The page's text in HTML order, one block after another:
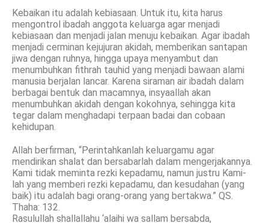
Kebaikan itu adalah kebiasaan. Untuk itu, kita harus
mengontrol ibadah anggota keluarga agar menjadi
kebiasaan dan menjadi jalan menuju kebaikan. Agar ibadah
menjadi cerminan kejujuran akidah, memberikan santapan
jiwa dengan ruhnya, hingga upaya menyambut dan
menumbuhkan fithrah tauhid yang menjadi bawaan alami
manusia berjalan lancar. Karena siraman air ibadah dalam
berbagai bentuk dan macamnya, insyaallah akan
menumbuhkan akidah dengan kokohnya, sehingga kita
tegar dalam menghadapi terpaan badai dan cobaan
kehidupan.
Allah berfirman, “Perintahkanlah keluargamu agar
mendirikan shalat dan bersabarlah dalam mengerjakannya.
Kami tidak meminta rezki kepadamu, namun justru Kami-
lah yang memberi rezki kepadamu, dan kesudahan (yang
baik) itu adalah bagi orang-orang yang bertakwa.” QS.
Thaha: 132.
Rasulullah shallallahu ‘alaihi wa sallam bersabda,